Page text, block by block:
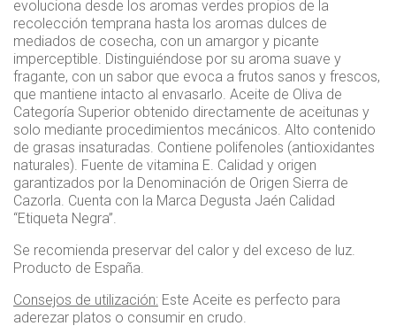
evoluciona desde los aromas verdes propios de la
recolección temprana hasta los aromas dulces de
mediados de cosecha, con un amargor y picante
imperceptible. Distinguiéndose por su aroma suave y
fragante, con un sabor que evoca a frutos sanos y frescos,
que mantiene intacto al envasarlo. Aceite de Oliva de
Categoría Superior obtenido directamente de aceitunas y
solo mediante procedimientos mecánicos. Alto contenido
de grasas insaturadas. Contiene polifenoles (antioxidantes
naturales). Fuente de vitamina E. Calidad y origen
garantizados por la Denominación de Origen Sierra de
Cazorla. Cuenta con la Marca Degusta Jaén Calidad
“Etiqueta Negra”.
Se recomienda preservar del calor y del exceso de luz.
Producto de España.
Consejos de utilización: Este Aceite es perfecto para
aderezar platos o consumir en crudo.